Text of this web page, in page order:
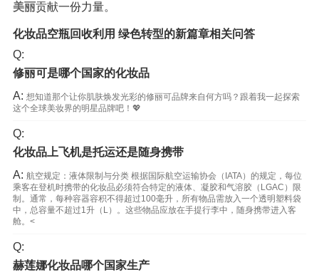
美丽贡献一份力量。
化妆品空瓶回收利用 绿色转型的新篇章相关问答
Q:
修丽可是哪个国家的化妆品
A: 想知道那个让你肌肤焕发光彩的修丽可品牌来自何方吗？跟着我一起探索
这个全球美妆界的明星品牌吧！💖
Q:
化妆品上飞机是托运还是随身携带
A: 航空规定：液体限制与分类 根据国际航空运输协会（IATA）的规定，每位
乘客在登机时携带的化妆品必须符合特定的液体、凝胶和气溶胶（LGAC）限
制。通常，每种容器容积不得超过100毫升，所有物品需放入一个透明塑料袋
中，总容量不超过1升（L）。这些物品应放在手提行李中，随身携带进入客
舱。<
Q:
赫莲娜化妆品哪个国家生产